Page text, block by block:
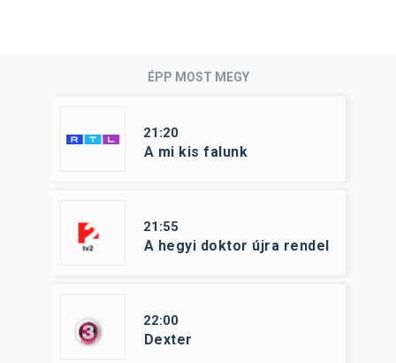
ÉPP MOST MEGY
21:20
A mi kis falunk
21:55
A hegyi doktor újra rendel
22:00
Dexter